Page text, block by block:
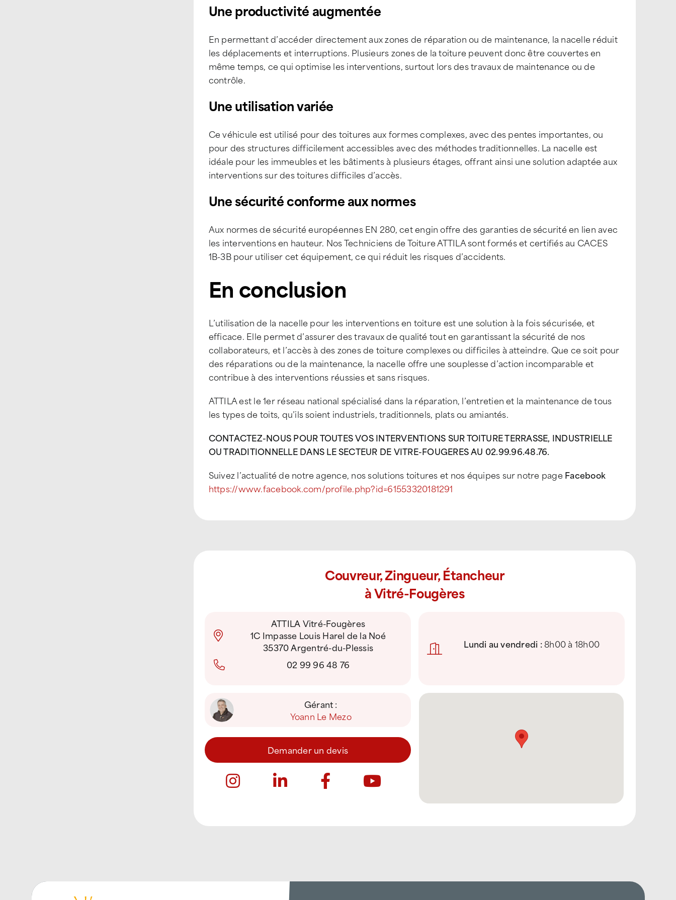
Une productivité augmentée
En permettant d’accéder directement aux zones de réparation ou de maintenance, la nacelle réduit
les déplacements et interruptions. Plusieurs zones de la toiture peuvent donc être couvertes en
même temps, ce qui optimise les interventions, surtout lors des travaux de maintenance ou de
contrôle.
Une utilisation variée
Ce véhicule est utilisé pour des toitures aux formes complexes, avec des pentes importantes, ou
pour des structures difficilement accessibles avec des méthodes traditionnelles. La nacelle est
idéale pour les immeubles et les bâtiments à plusieurs étages, offrant ainsi une solution adaptée aux
interventions sur des toitures difficiles d’accès.
Une sécurité conforme aux normes
Aux normes de sécurité européennes EN 280, cet engin offre des garanties de sécurité en lien avec
les interventions en hauteur. Nos Techniciens de Toiture ATTILA sont formés et certifiés au CACES
1B-3B pour utiliser cet équipement, ce qui réduit les risques d’accidents.
En conclusion
L’utilisation de la nacelle pour les interventions en toiture est une solution à la fois sécurisée, et
efficace. Elle permet d’assurer des travaux de qualité tout en garantissant la sécurité de nos
collaborateurs, et l’accès à des zones de toiture complexes ou difficiles à atteindre. Que ce soit pour
des réparations ou de la maintenance, la nacelle offre une souplesse d’action incomparable et
contribue à des interventions réussies et sans risques.
ATTILA est le 1er réseau national spécialisé dans la réparation, l’entretien et la maintenance de tous
les types de toits, qu’ils soient industriels, traditionnels, plats ou amiantés.
CONTACTEZ-NOUS POUR TOUTES VOS INTERVENTIONS SUR TOITURE TERRASSE, INDUSTRIELLE
OU TRADITIONNELLE DANS LE SECTEUR DE VITRE-FOUGERES AU 02.99.96.48.76.
Suivez l’actualité de notre agence, nos solutions toitures et nos équipes sur notre page Facebook
https://www.facebook.com/profile.php?id=61553320181291
Couvreur, Zingueur, Étancheur
à Vitré-Fougères
ATTILA Vitré-Fougères
1C Impasse Louis Harel de la Noé
35370 Argentré-du-Plessis
02 99 96 48 76
Lundi au vendredi :8h00 à 18h00
Gérant :
Yoann Le Mezo
Demander un devis